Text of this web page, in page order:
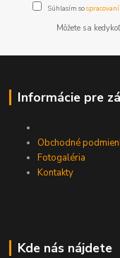
Súhlasím so
Môžete sa
Informácie pre
Obchodné
Fotogaléria
Kontakty
Kde nás nájdete